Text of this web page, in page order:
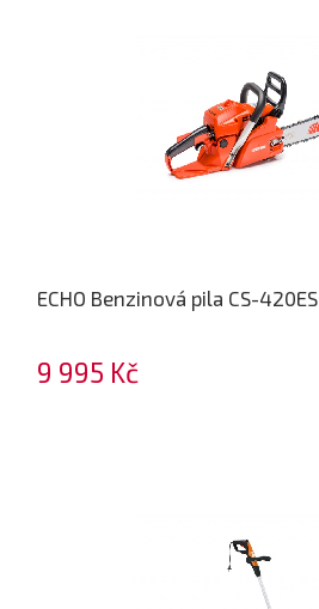
ECHO Benzinová pila CS-420ES
9 995 Kč